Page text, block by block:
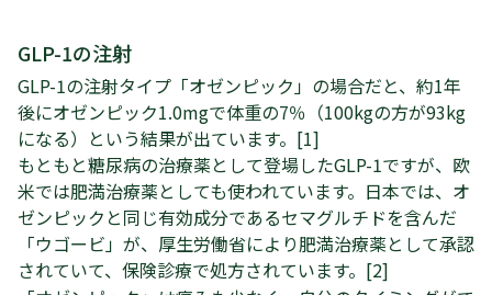
GLP-1の注射
GLP-1の注射タイプ「オゼンピック」の場合だと、約1年
後にオゼンピック1.0mgで体重の7％（100kgの方が93kg
になる）という結果が出ています。[1]
もともと糖尿病の治療薬として登場したGLP-1ですが、欧
米では肥満治療薬としても使われています。日本では、オ
ゼンピックと同じ有効成分であるセマグルチドを含んだ
「ウゴービ」が、厚生労働省により肥満治療薬として承認
されていて、保険診療で処方されています。[2]